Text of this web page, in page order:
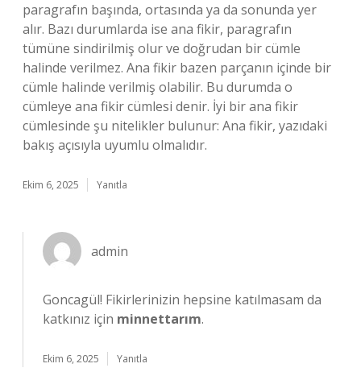
paragrafın başında, ortasında ya da sonunda yer
alır. Bazı durumlarda ise ana fikir, paragrafın
tümüne sindirilmiş olur ve doğrudan bir cümle
halinde verilmez. Ana fikir bazen parçanın içinde bir
cümle halinde verilmiş olabilir. Bu durumda o
cümleye ana fikir cümlesi denir. İyi bir ana fikir
cümlesinde şu nitelikler bulunur: Ana fikir, yazıdaki
bakış açısıyla uyumlu olmalıdır.
Ekim 6, 2025 Yanıtla
admin
Goncagül! Fikirlerinizin hepsine katılmasam da
katkınız için minnettarım.
Ekim 6, 2025 Yanıtla